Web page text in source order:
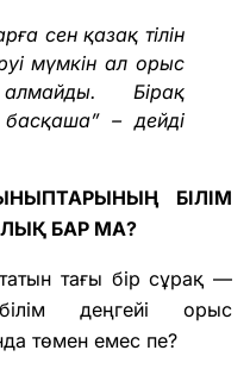
сен қазақ тілін
мүмкін ал орыс
Бірақ
– дейді
БІЛІМ
БАР МА?
тағы бір сұрақ —
деңгейі орыс
төмен емес пе?